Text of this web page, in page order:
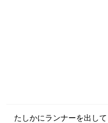
たしかにランナーを出し